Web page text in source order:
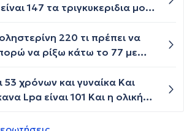
συμπληρώματα ??
147 τα τριγκυκεριδια μου
άνδρας 26 ετών .220 τι πρέπει να
να ρίξω κάτω το 77 με
είναι 101 Και η ολική